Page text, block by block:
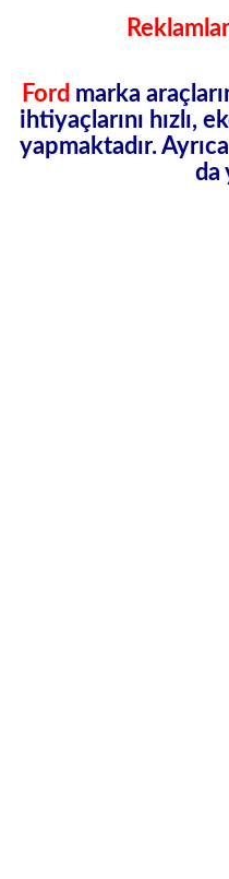
Ford marka
ihtiyaçlarını hızlı,
yapmaktadır.
da